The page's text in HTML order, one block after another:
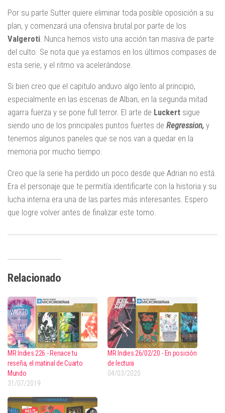
Por su parte Sutter quiere eliminar toda posible oposición a su
plan, y comenzará una ofensiva brutal por parte de los
Valgeroti . Nunca hemos visto una acción tan masiva de parte
del culto. Se nota que ya estamos en los últimos compases de
esta serie, y el ritmo va acelerándose.
Si bien creo que el capitulo anduvo algo lento al principio,
especialmente en las escenas de Alban, en la segunda mitad
agarra fuerza y se pone full terror. El arte de Luckert sigue
siendo uno de los principales puntos fuertes de Regression, y
tenemos algunos paneles que se nos van a quedar en la
memoria por mucho tiempo.
Creo que la serie ha perdido un poco desde que Adrian no está.
Era el personaje que te permitía identificarte con la historia y su
lucha interna era una de las partes más interesantes. Espero
que logre volver antes de finalizar este tomo.
Relacionado
MR Indies 226 - Renace tu
reseña, el matinal de Cuarto
Mundo
31/07/2019
MR Indies 26/02/20 - En posición
de lectura
04/03/2020